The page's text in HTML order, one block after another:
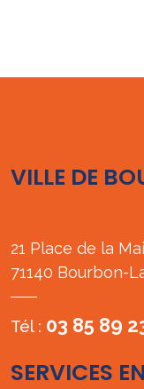
VILLE DE
21 Place de la
71140 Bourbon-
Tél : 03 85 89
SERVICES